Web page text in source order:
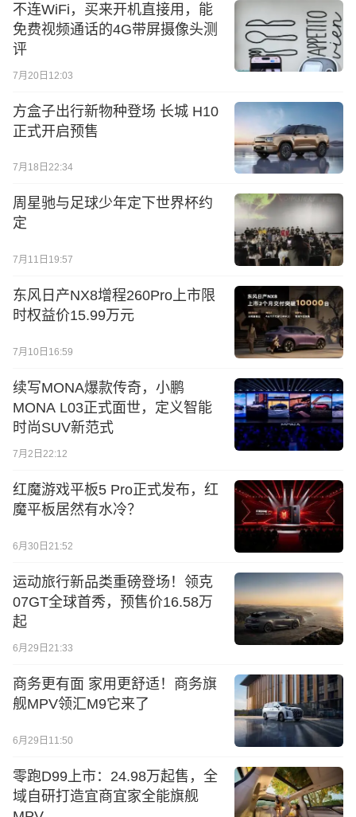
不连WiFi，买来开机直接用，能
免费视频通话的4G带屏摄像头测
评
7月20日12:03
方盒子出行新物种登场 长城 H10
正式开启预售
7月18日22:34
周星驰与足球少年定下世界杯约
定
7月11日19:57
东风日产NX8增程260Pro上市限
时权益价15.99万元
7月10日16:59
续写MONA爆款传奇，小鹏
MONA L03正式面世，定义智能
时尚SUV新范式
7月2日22:12
红魔游戏平板5 Pro正式发布，红
魔平板居然有水冷？
6月30日21:52
运动旅行新品类重磅登场！领克
07GT全球首秀，预售价16.58万
起
6月29日21:33
商务更有面 家用更舒适！商务旗
舰MPV领汇M9它来了
6月29日11:50
零跑D99上市：24.98万起售，全
域自研打造宜商宜家全能旗舰